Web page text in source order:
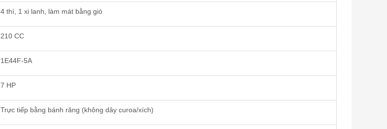
4 thì, 1 xi lanh, làm mát bằng gió
210 CC
1E44F-5A
7 HP
Trực tiếp bằng bánh răng (không dây curoa/xích)